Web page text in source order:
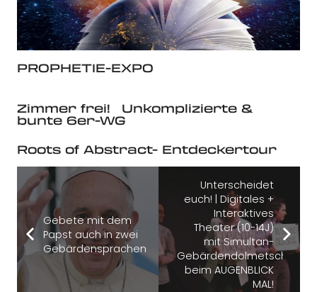
PROPHETIE-EXPO
Zimmer frei! Unkomplizierte &
bunte 6er-WG
Roots of Abstract- Entdeckertour
Gebete mit dem
Papst auch in zwei
Gebärdensprachen
Unterscheidet
euch! | Digitales +
Interaktives
Theater (10-14J)
mit Simultan-
Gebärdendolmetschung
beim AUGENBLICK
MAL!